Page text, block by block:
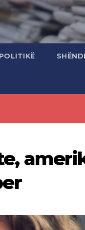
POLITIKË